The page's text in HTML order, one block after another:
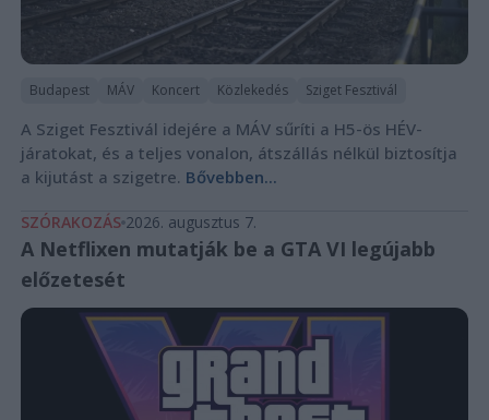
Budapest MÁV Koncert Közlekedés Sziget Fesztivál
A Sziget Fesztivál idejére a MÁV sűríti a H5-ös HÉV-
járatokat, és a teljes vonalon, átszállás nélkül biztosítja
a kijutást a szigetre. Bővebben...
SZÓRAKOZÁS 2026. augusztus 7.
A Netflixen mutatják be a GTA VI legújabb
előzetesét